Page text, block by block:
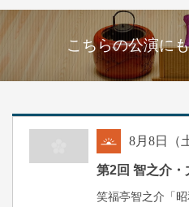
こちらの公演に
8月8日（
第2回 智之介・
笑福亭智之介「昭